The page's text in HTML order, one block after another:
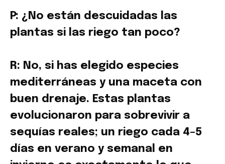
P: ¿No están descuidadas las
plantas si las riego tan poco?
R: No, si has elegido especies
mediterráneas y una maceta con
buen drenaje. Estas plantas
evolucionaron para sobrevivir a
sequías reales; un riego cada 4–5
días en verano y semanal en